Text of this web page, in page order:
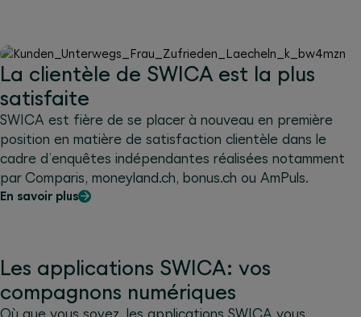
La clientèle de SWICA est la plus
satisfaite
SWICA est fière de se placer à nouveau en première
position en matière de satisfaction clientèle dans le
cadre d’enquêtes indépendantes réalisées notamment
par Comparis, moneyland.ch, bonus.ch ou AmPuls.
En savoir plus
Les applications SWICA: vos
compagnons numériques
Où que vous soyez, les applications SWICA vous